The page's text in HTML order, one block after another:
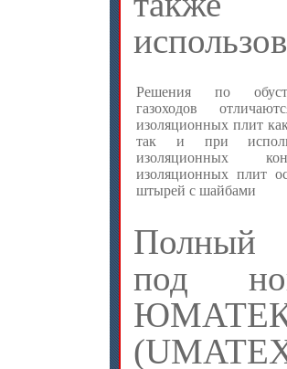
Решения по
газоходов
изоляционных плит
так и при
изоляционных
изоляционных плит
штырей с шайбами
Полный
под